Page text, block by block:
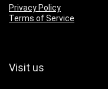
Privacy Policy
Terms of Service
Visit us